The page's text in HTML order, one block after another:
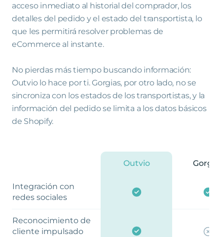
acceso inmediato al historial del comprador, los
detalles del pedido y el estado del transportista, lo
que les permitirá resolver problemas de
eCommerce al instante.
No pierdas más tiempo buscando información:
Outvio lo hace por ti. Gorgias, por otro lado, no se
sincroniza con los estados de los transportistas, y la
información del pedido se limita a los datos básicos
de Shopify.
Outvio
Integración con
redes sociales
Reconocimiento de
cliente impulsado